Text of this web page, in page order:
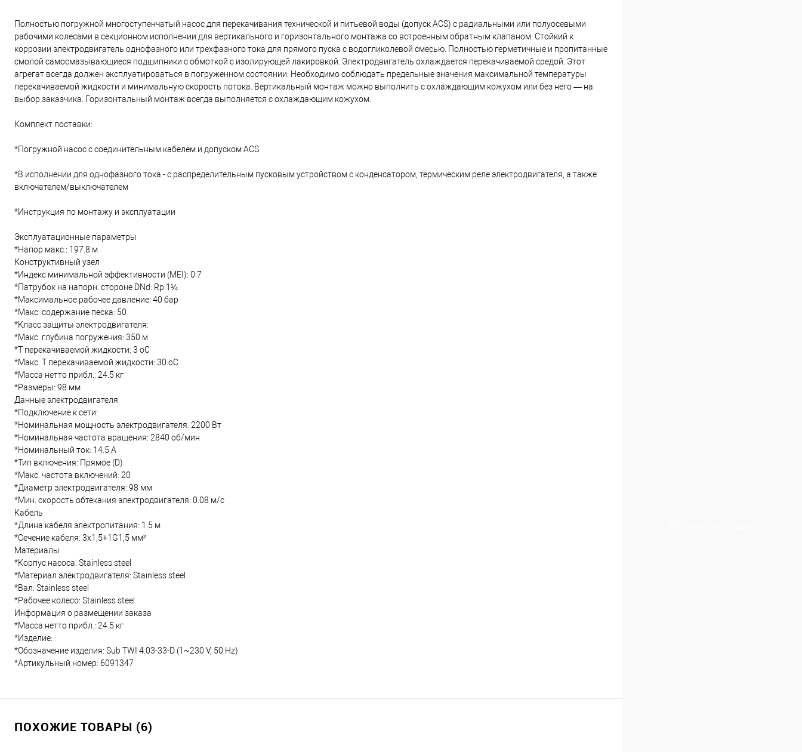
Полностью погружной многоступенчатый насос для перекачивания технической и питьевой воды (допуск ACS) с радиальными или полуосевыми
рабочими колесами в секционном исполнении для вертикального и горизонтального монтажа со встроенным обратным клапаном. Стойкий к
коррозии электродвигатель однофазного или трехфазного тока для прямого пуска с водогликолевой смесью. Полностью герметичные и пропитанные
смолой самосмазывающиеся подшипники с обмоткой с изолирующей лакировкой. Электродвигатель охлаждается перекачиваемой средой. Этот
агрегат всегда должен эксплуатироваться в погруженном состоянии. Необходимо соблюдать предельные значения максимальной температуры
перекачиваемой жидкости и минимальную скорость потока. Вертикальный монтаж можно выполнить с охлаждающим кожухом или без него — на
выбор заказчика. Горизонтальный монтаж всегда выполняется с охлаждающим кожухом.
Комплект поставки:
*Погружной насос с соединительным кабелем и допуском ACS
*В исполнении для однофазного тока - с распределительным пусковым устройством с конденсатором, термическим реле электродвигателя, а также
включателем/выключателем
*Инструкция по монтажу и эксплуатации
Эксплуатационные параметры
*Напор макс.: 197.8 м
Конструктивный узел
*Индекс минимальной эффективности (MEI): 0.7
*Патрубок на напорн. стороне DNd: Rp 1¼
*Максимальное рабочее давление: 40 бар
*Макс. содержание песка: 50
*Класс защиты электродвигателя:
*Макс. глубина погружения: 350 м
*Т перекачиваемой жидкости: 3 oC
*Макс. T перекачиваемой жидкости: 30 oC
*Масса нетто прибл.: 24.5 кг
*Размеры: 98 мм
Данные электродвигателя
*Подключение к сети:
*Номинальная мощность электродвигателя: 2200 Вт
*Номинальная частота вращения: 2840 об/мин
*Номинальный ток: 14.5 А
*Тип включения: Прямое (D)
*Макс. частота включений: 20
*Диаметр электродвигателя: 98 мм
*Мин. скорость обтекания электродвигателя: 0.08 м/с
Кабель
*Длина кабеля электропитания: 1.5 м
*Сечение кабеля: 3x1,5+1G1,5 мм²
Материалы
*Корпус насоса: Stainless steel
*Материал электродвигателя: Stainless steel
*Вал: Stainless steel
*Рабочее колесо: Stainless steel
Информация о размещении заказа
*Масса нетто прибл.: 24.5 кг
*Изделие:
*Обозначение изделия: Sub TWI 4.03-33-D (1~230 V, 50 Hz)
*Артикульный номер: 6091347
ПОХОЖИЕ ТОВАРЫ (6)